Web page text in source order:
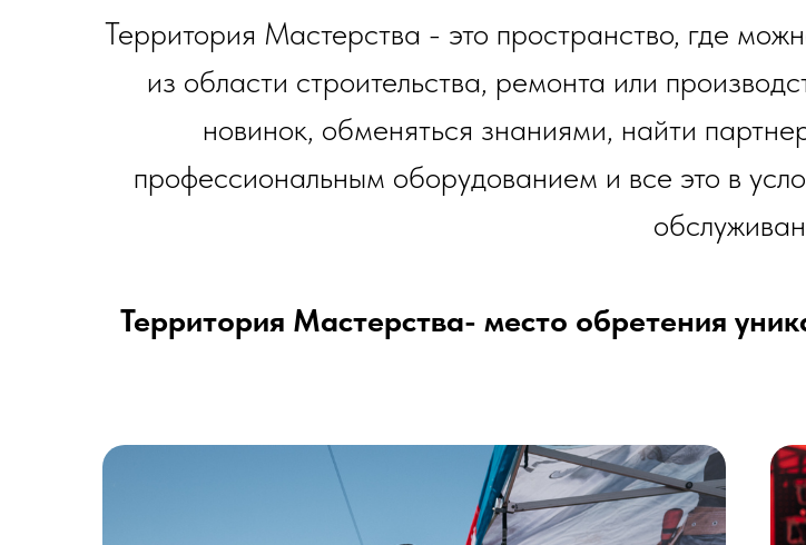
Территория Мастерства - это пространство, где
из области строительства, ремонта или
новинок, обменяться знаниями, найти
профессиональным оборудованием и все это в
Территория Мастерства- место обретения